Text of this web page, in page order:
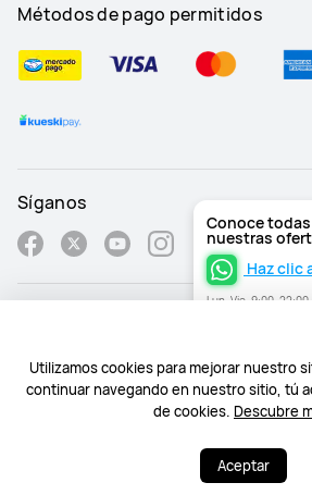
Utilizamos cookies para mejorar nuestro
continuar navegando en nuestro sitio, tú
de cookies. Descubre
Aceptar
Conoce todas
nuestras
Haz clic
Lun–Vie,
Métodos de pago permitidos
Síganos
Mapa del Sitio
¿Necesitas ayuda?
¿Necesitas ayuda?